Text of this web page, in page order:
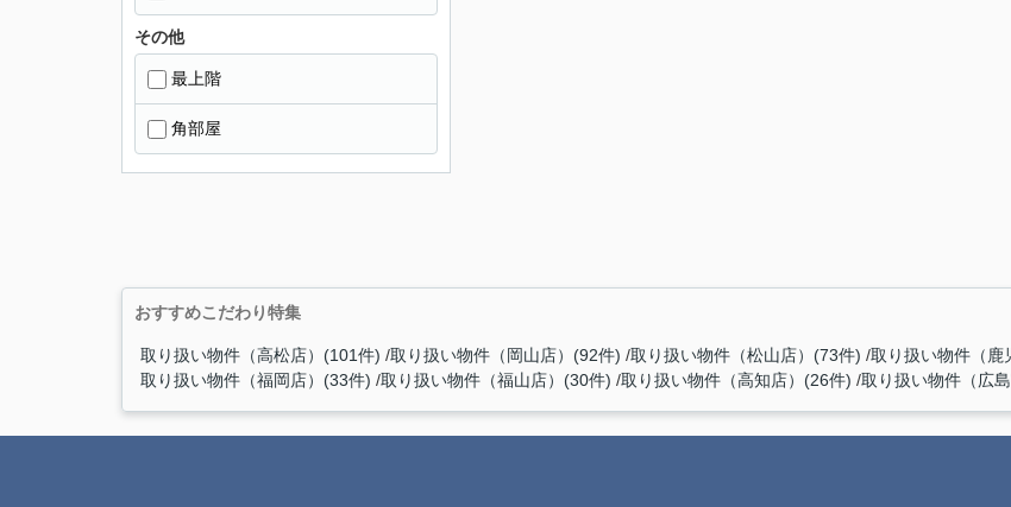
その他
最上階
角部屋
おすすめこだわり特集
取り扱い物件（高松店）(101件) 取り扱い物件（岡山店）(92件) 取り扱い物件（松山店）(73件) 取り扱い物件（鹿
取り扱い物件（福岡店）(33件) 取り扱い物件（福山店）(30件) 取り扱い物件（高知店）(26件) 取り扱い物件（広